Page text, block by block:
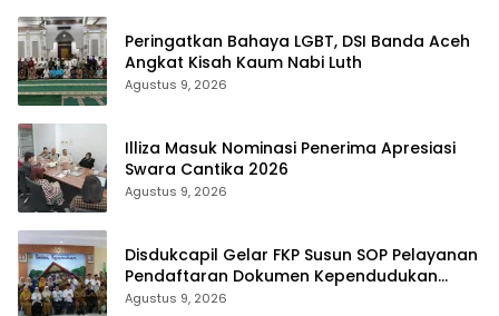
Peringatkan Bahaya LGBT, DSI Banda Aceh
Angkat Kisah Kaum Nabi Luth
Agustus 9, 2026
Illiza Masuk Nominasi Penerima Apresiasi
Swara Cantika 2026
Agustus 9, 2026
Disdukcapil Gelar FKP Susun SOP Pelayanan
Pendaftaran Dokumen Kependudukan
Secara Online
Agustus 9, 2026